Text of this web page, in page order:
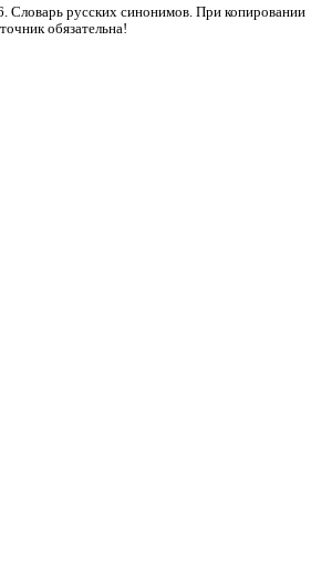
Словарь русских синонимов. При копировании
обязательна!